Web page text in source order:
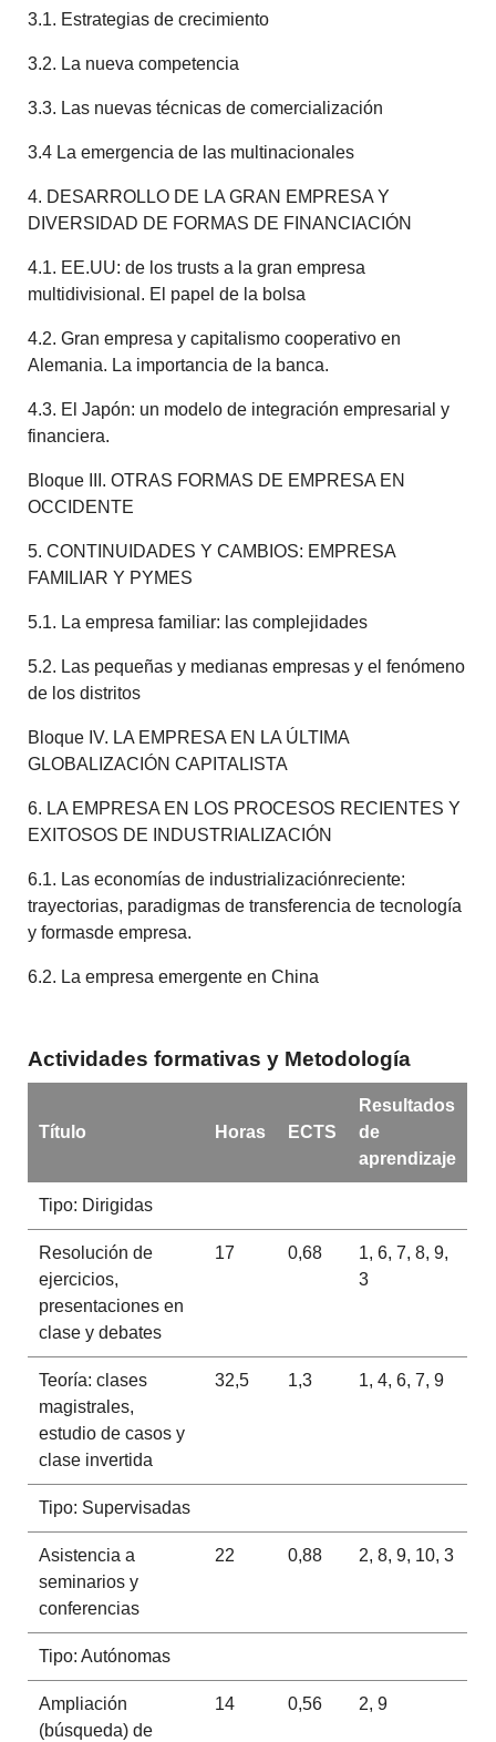
3.1. Estrategias de crecimiento
3.2. La nueva competencia
3.3. Las nuevas técnicas de comercialización
3.4 La emergencia de las multinacionales
4. DESARROLLO DE LA GRAN EMPRESA Y
DIVERSIDAD DE FORMAS DE FINANCIACIÓN
4.1. EE.UU: de los trusts a la gran empresa
multidivisional. El papel de la bolsa
4.2. Gran empresa y capitalismo cooperativo en
Alemania. La importancia de la banca.
4.3. El Japón: un modelo de integración empresarial y
financiera.
Bloque III. OTRAS FORMAS DE EMPRESA EN
OCCIDENTE
5. CONTINUIDADES Y CAMBIOS: EMPRESA
FAMILIAR Y PYMES
5.1. La empresa familiar: las complejidades
5.2. Las pequeñas y medianas empresas y el fenómeno
de los distritos
Bloque IV. LA EMPRESA EN LA ÚLTIMA
GLOBALIZACIÓN CAPITALISTA
6. LA EMPRESA EN LOS PROCESOS RECIENTES Y
EXITOSOS DE INDUSTRIALIZACIÓN
6.1. Las economías de industrializaciónreciente:
trayectorias, paradigmas de transferencia de tecnología
y formasde empresa.
6.2. La empresa emergente en China
Actividades formativas y Metodología
Título Horas ECTS
Resultados
de
aprendizaje
Tipo: Dirigidas
Resolución de
ejercicios,
presentaciones en
clase y debates
17 0,68
1, 6, 7, 8, 9,
3
Teoría: clases
magistrales,
estudio de casos y
clase invertida
32,5 1,3 1, 4, 6, 7, 9
Tipo: Supervisadas
Asistencia a
seminarios y
conferencias
22 0,88 2, 8, 9, 10, 3
Tipo: Autónomas
Ampliación
(búsqueda) de
14 0,56 2, 9